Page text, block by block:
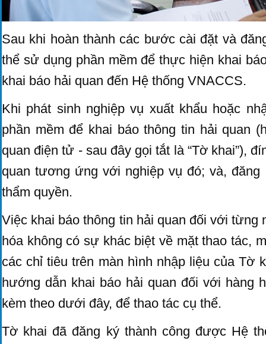
Sau khi hoàn thành các bước cài đặt và
thể sử dụng phần mềm để thực hiện khai
khai báo hải quan đến Hệ thống VNACCS.
Khi phát sinh nghiệp vụ xuất khẩu hoặc
phần mềm để khai báo thông tin hải quan
quan điện tử - sau đây gọi tắt là “Tờ khai”),
quan tương ứng với nghiệp vụ đó; và,
thẩm quyền.
Việc khai báo thông tin hải quan đối với từng
hóa không có sự khác biệt về mặt thao tác,
các chỉ tiêu trên màn hình nhập liệu của Tờ
hướng dẫn khai báo hải quan đối với hàng
kèm theo dưới đây, để thao tác cụ thể.
Tờ khai đã đăng ký thành công được Hệ